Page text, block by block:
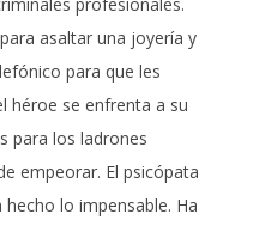
asaltar una joyería y
para que les
héroe se enfrenta a su
para los ladrones
empeorar. El psicópata
lo impensable. Ha